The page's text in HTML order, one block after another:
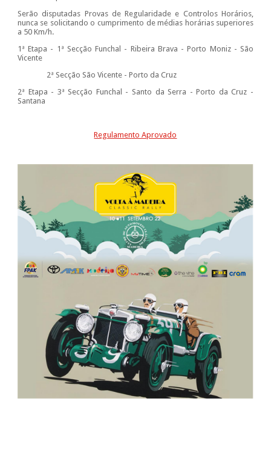
Serão disputadas Provas de Regularidade e Controlos Horários,
nunca se solicitando o cumprimento de médias horárias superiores
a 50 Km/h.
1ª Etapa - 1ª Secção Funchal - Ribeira Brava - Porto Moniz - São
Vicente
2ª Secção São Vicente - Porto da Cruz
2ª Etapa - 3ª Secção Funchal - Santo da Serra - Porto da Cruz -
Santana
Regulamento Aprovado